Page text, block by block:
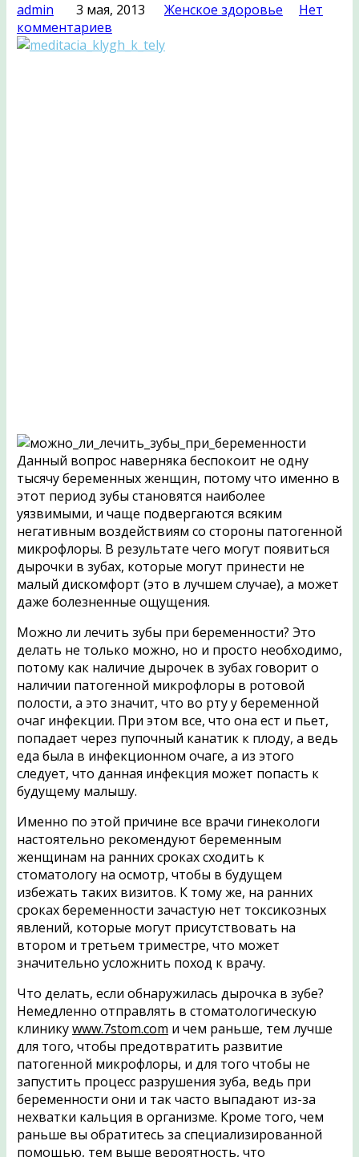
admin
3 мая, 2013 Женское здоровье
Нет
комментариев
Данный вопрос наверняка беспокоит не одну
тысячу беременных женщин, потому что именно в
этот период зубы становятся наиболее
уязвимыми, и чаще подвергаются всяким
негативным воздействиям со стороны патогенной
микрофлоры. В результате чего могут появиться
дырочки в зубах, которые могут принести не
малый дискомфорт (это в лучшем случае), а может
даже болезненные ощущения.
Можно ли лечить зубы при беременности? Это
делать не только можно, но и просто необходимо,
потому как наличие дырочек в зубах говорит о
наличии патогенной микрофлоры в ротовой
полости, а это значит, что во рту у беременной
очаг инфекции. При этом все, что она ест и пьет,
попадает через пупочный канатик к плоду, а ведь
еда была в инфекционном очаге, а из этого
следует, что данная инфекция может попасть к
будущему малышу.
Именно по этой причине все врачи гинекологи
настоятельно рекомендуют беременным
женщинам на ранних сроках сходить к
стоматологу на осмотр, чтобы в будущем
избежать таких визитов. К тому же, на ранних
сроках беременности зачастую нет токсикозных
явлений, которые могут присутствовать на
втором и третьем триместре, что может
значительно усложнить поход к врачу.
Что делать, если обнаружилась дырочка в зубе?
Немедленно отправлять в стоматологическую
клиникуwww.7stom.com и чем раньше, тем лучше
для того, чтобы предотвратить развитие
патогенной микрофлоры, и для того чтобы не
запустить процесс разрушения зуба, ведь при
беременности они и так часто выпадают из-за
нехватки кальция в организме. Кроме того, чем
раньше вы обратитесь за специализированной
помощью, тем выше вероятность, что